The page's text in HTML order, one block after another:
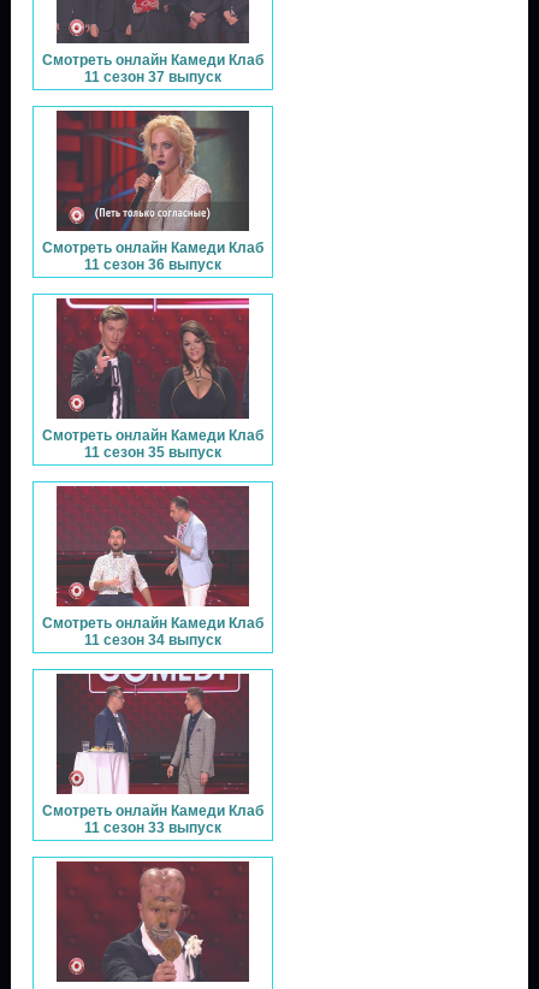
Смотреть онлайн Камеди Клаб
11 сезон 37 выпуск
Смотреть онлайн Камеди Клаб
11 сезон 36 выпуск
Смотреть онлайн Камеди Клаб
11 сезон 35 выпуск
Смотреть онлайн Камеди Клаб
11 сезон 34 выпуск
Смотреть онлайн Камеди Клаб
11 сезон 33 выпуск